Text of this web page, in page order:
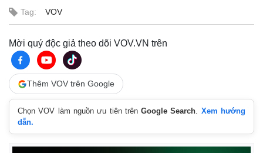
Tag: VOV
Mời quý độc giả theo dõi VOV.VN trên
Thêm VOV trên Google
Chọn VOV làm nguồn ưu tiên trênGoogle Search. Xem hướng
dẫn.